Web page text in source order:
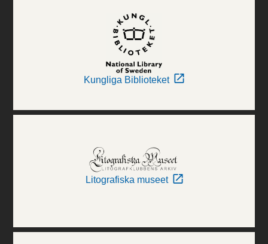
Kungliga Biblioteket
Litografiska museet